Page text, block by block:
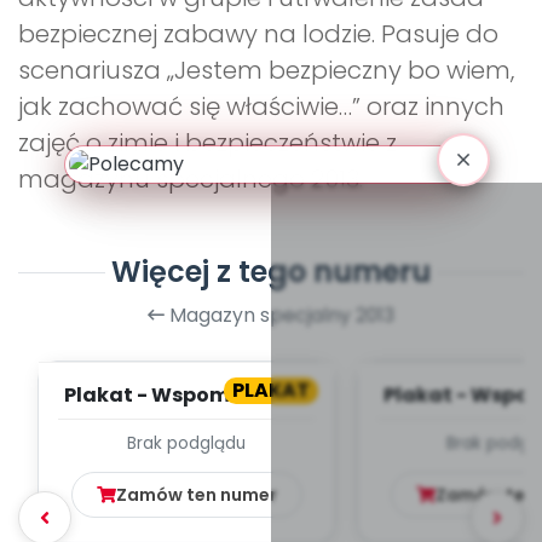
bezpiecznej zabawy na lodzie. Pasuje do
scenariusza „Jestem bezpieczny bo wiem,
jak zachować się właściwie…” oraz innych
zajęć o zimie i bezpieczeństwie z
magazynu specjalnego 2013.
Więcej z tego numeru
Magazyn specjalny 2013
PLAKAT
Plakat - Wspomnienia z
Brak podglądu
Zamów ten numer
Plakat -
Brak
Zamów ten